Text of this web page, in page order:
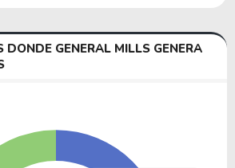
DONDE GENERAL MILLS GENERA